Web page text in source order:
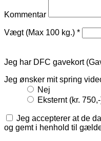
Kommentar
Vægt (Max 100 kg.) *
Jeg har DFC gavekort
Jeg ønsker mit spring
Nej
Eksternt (kr.
Jeg accepterer at de
og gemt i henhold til